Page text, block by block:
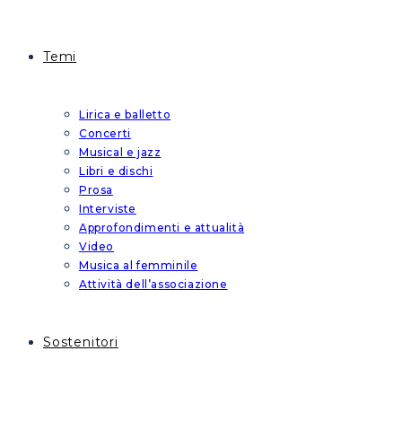
Temi
Lirica e balletto
Concerti
Musical e jazz
Libri e dischi
Prosa
Interviste
Approfondimenti e attualità
Video
Musica al femminile
Attività dell’associazione
Sostenitori